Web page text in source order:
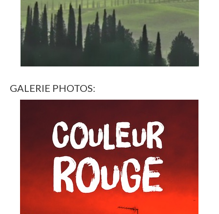
GALERIE PHOTOS: